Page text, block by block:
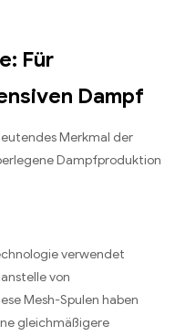
Für
Dampf
Merkmal der
Dampfproduktion
verwendet
von
Mesh-Spulen haben
gleichmäßigere